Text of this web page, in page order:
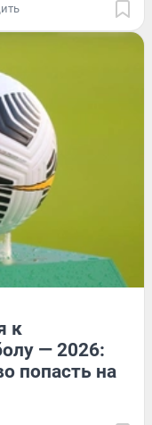
к
— 2026:
попасть на